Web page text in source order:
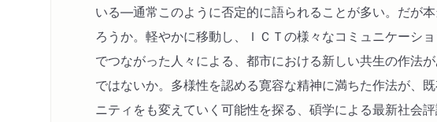
いる―通常このように否定的に語られることが多い。だが
ろうか。軽やかに移動し、ＩＣＴの様々なコミュニケーシ
でつながった人々による、都市における新しい共生の作法
ではないか。多様性を認める寛容な精神に満ちた作法が、
ニティをも変えていく可能性を探る、碩学による最新社会評